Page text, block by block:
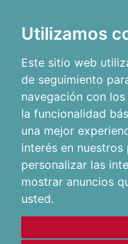
Utilizamos
Este sitio web
de seguimiento
navegación con
la funcionalidad
una mejor
interés en
personalizar las
mostrar anuncios
usted.